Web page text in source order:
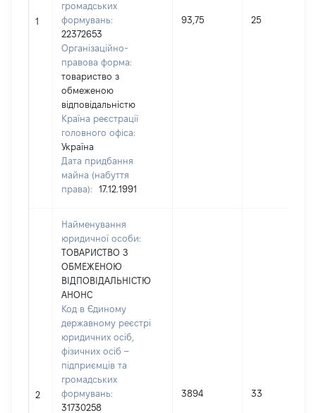
1
громадських
формувань:
22372653
Організаційно-
правова форма:
товариство з
обмеженою
відповідальністю
Країна реєстрації
головного офіса:
Україна
Дата придбання
майна (набуття
права):
17.12.1991
93,75 25
2
Найменування
юридичної особи:
ТОВАРИСТВО З
ОБМЕЖЕНОЮ
ВІДПОВІДАЛЬНІСТЮ
АНОНС
Код в Єдиному
державному реєстрі
юридичних осіб,
фізичних осіб –
підприємців та
громадських
формувань:
31730258
3894 33